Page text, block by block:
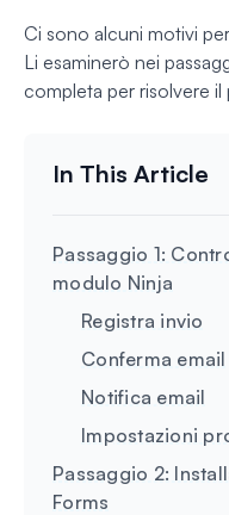
Ci sono alcuni motivi
Li esaminerò nei
completa per risolvere il
Passaggio 1:
modulo Ninja
Registra invio
Conferma email
Notifica email
Impostazioni
Passaggio 2:
Forms